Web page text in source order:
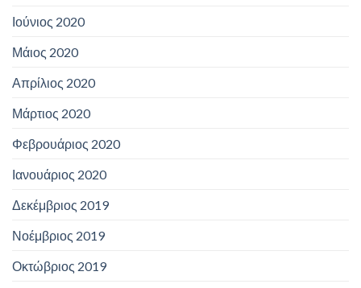
Ιούνιος 2020
Μάιος 2020
Απρίλιος 2020
Μάρτιος 2020
Φεβρουάριος 2020
Ιανουάριος 2020
Δεκέμβριος 2019
Νοέμβριος 2019
Οκτώβριος 2019